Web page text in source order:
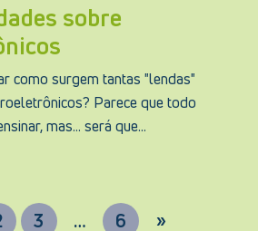
sobre
como surgem tantas "lendas"
Parece que todo
mas… será que...
3 … 6 »